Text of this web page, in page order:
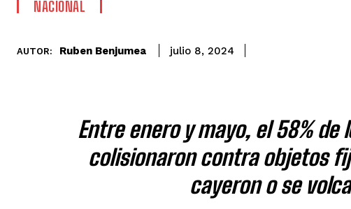
NACIONAL
AUTOR: Ruben Benjumea julio 8, 2024
Entre enero y mayo, el 58%
colisionaron contra objetos
cayeron o se